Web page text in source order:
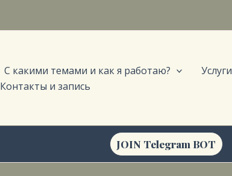
С какими темами и как я работаю?
Услуги
Контакты и запись
JOIN Telegram BOT